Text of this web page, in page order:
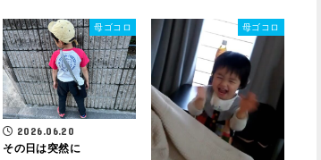
母ゴコロ
2026.06.20
その日は突然に
母ゴコロ